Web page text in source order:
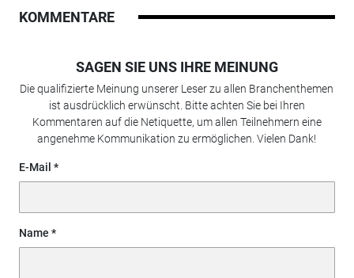
KOMMENTARE
SAGEN SIE UNS IHRE MEINUNG
Die qualifizierte Meinung unserer Leser zu allen Branchenthemen
ist ausdrücklich erwünscht. Bitte achten Sie bei Ihren
Kommentaren auf die Netiquette, um allen Teilnehmern eine
angenehme Kommunikation zu ermöglichen. Vielen Dank!
E-Mail
Name